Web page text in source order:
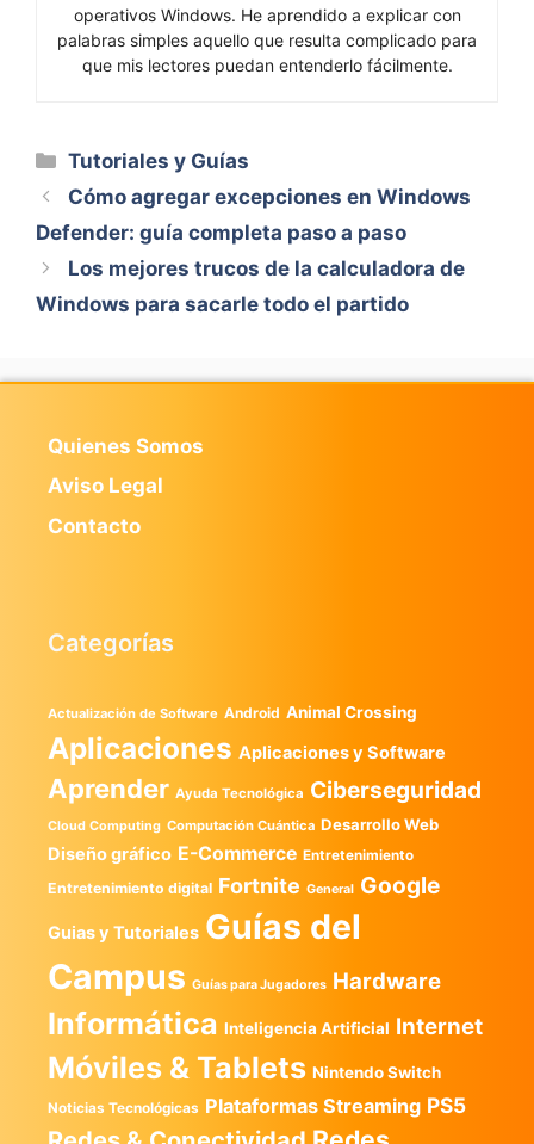
operativos Windows. He aprendido a explicar con
palabras simples aquello que resulta complicado para
que mis lectores puedan entenderlo fácilmente.
Categorías
Tutoriales y Guías
Cómo agregar excepciones en Windows
Defender: guía completa paso a paso
Los mejores trucos de la calculadora de
Windows para sacarle todo el partido
Quienes Somos
Aviso Legal
Contacto
Categorías
Actualización de Software Android Animal Crossing
Aplicaciones Aplicaciones y Software
Aprender Ayuda Tecnológica Ciberseguridad
Cloud Computing Computación Cuántica Desarrollo Web
Diseño gráfico E-Commerce Entretenimiento
Entretenimiento digital Fortnite General Google
Guias y Tutoriales Guías del
Campus Guías para Jugadores Hardware
Informática Inteligencia Artificial Internet
Móviles & Tablets Nintendo Switch
Noticias Tecnológicas Plataformas Streaming PS5